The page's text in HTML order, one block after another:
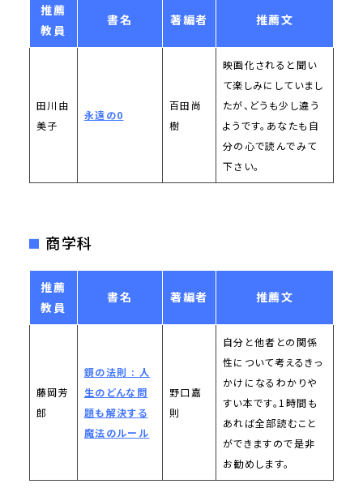
推薦
教員
書名 著編者 推薦文
田川由
美子
永遠の0
百田尚
樹
映画化されると聞い
て楽しみにしていまし
たが、どうも少し違う
ようです。あなたも自
分の心で読んでみて
下さい。
商学科
推薦
教員
書名 著編者 推薦文
藤岡芳
郎
鏡の法則 : 人
生のどんな問
題も解決する
魔法のルール
野口嘉
則
自分と他者との関係
性について考えるきっ
かけになるわかりや
すい本です。1時間も
あれば全部読むこと
ができますので是非
お勧めします。